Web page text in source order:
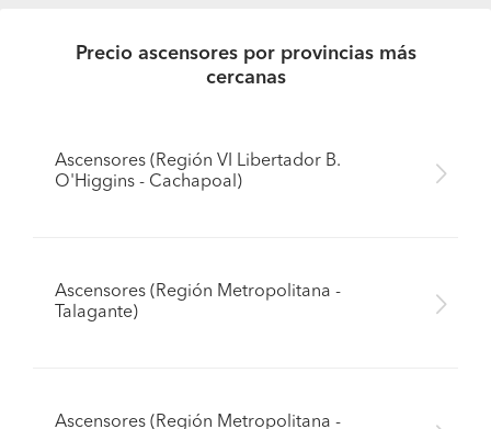
Precio ascensores por provincias más
cercanas
Ascensores (Región VI Libertador B.
O'Higgins - Cachapoal)
Ascensores (Región Metropolitana -
Talagante)
Ascensores (Región Metropolitana -